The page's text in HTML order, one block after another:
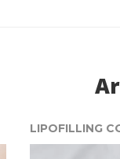
LIPOFILLING